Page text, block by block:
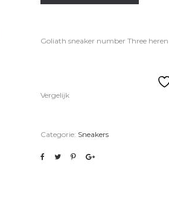
Goliath sneaker number Three
Vergelijk
Categorie: Sneakers